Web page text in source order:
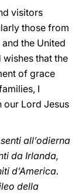
visitors
those from
the United
that the
of grace
I
our Lord Jesus
all’odierna
da Irlanda,
d’America.
della